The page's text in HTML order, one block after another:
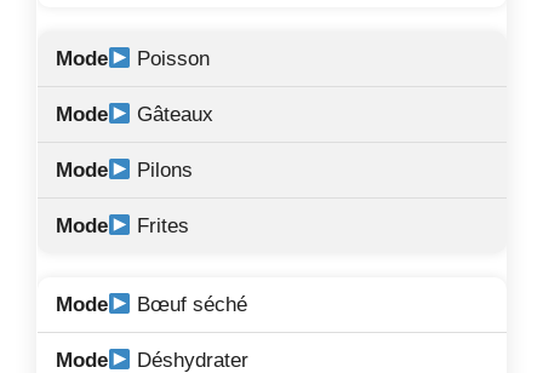
Poisson
Gâteaux
Pilons
Frites
Bœuf séché
Déshydrater